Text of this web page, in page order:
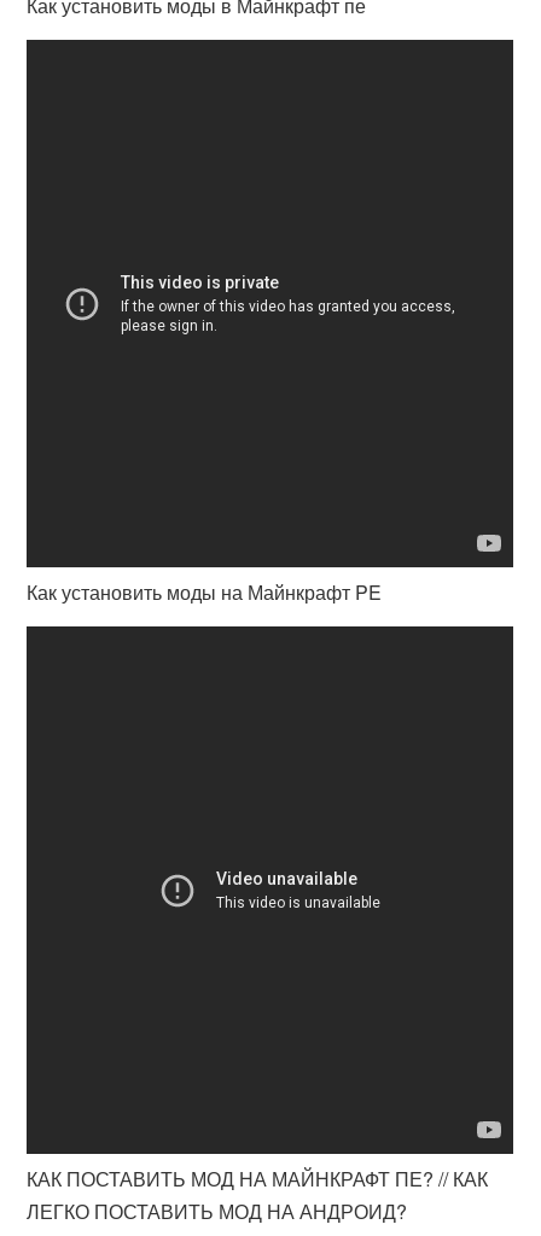
Как установить моды на Майнкрафт PE
КАК ПОСТАВИТЬ МОД НА МАЙНКРАФТ ПЕ? // КАК
ЛЕГКО ПОСТАВИТЬ МОД НА АНДРОИД?